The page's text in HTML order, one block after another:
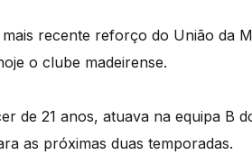
recente reforço do União da
o clube madeirense.
de 21 anos, atuava na equipa B
as próximas duas temporadas.